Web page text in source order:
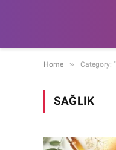
Home » Category:
SAĞLIK